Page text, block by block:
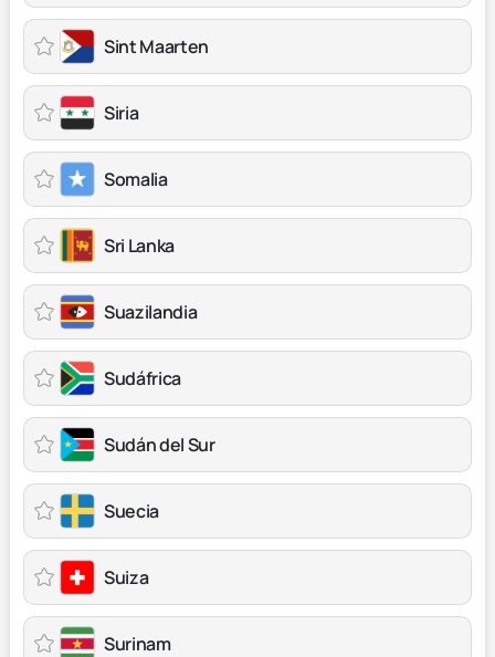
Sint Maarten
Siria
Somalia
Sri Lanka
Suazilandia
Sudáfrica
Sudán del Sur
Suecia
Suiza
Surinam